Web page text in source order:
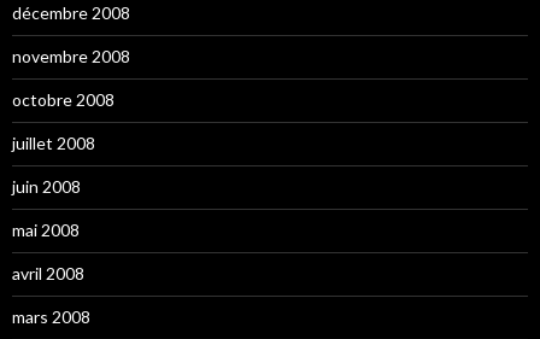
décembre 2008
novembre 2008
octobre 2008
juillet 2008
juin 2008
mai 2008
avril 2008
mars 2008